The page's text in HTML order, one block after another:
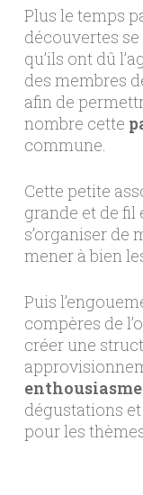
Plus le temps
découvertes
qu’ils ont dû
des membres
afin de
nombre cette
commune.
Cette petite
grande et de fil
s’organiser de
mener à bien
Puis
compères de
créer une
enthousiasme
dégustations
pour les